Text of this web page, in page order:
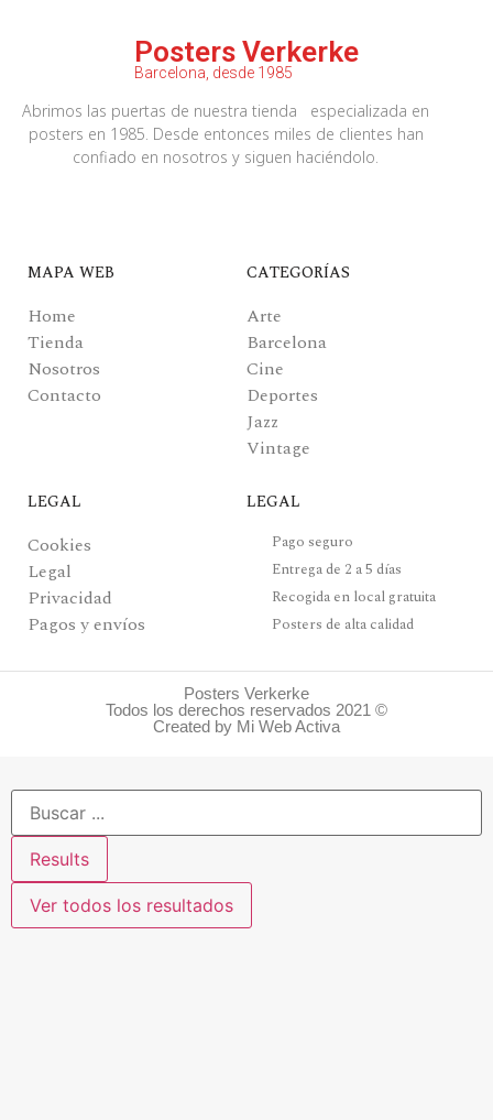
Posters Verkerke
Barcelona, desde 1985
Abrimos las puertas de nuestra tienda especializada en
posters en 1985. Desde entonces miles de clientes han
confiado en nosotros y siguen haciéndolo.
MAPA WEB
Home
Tienda
Nosotros
Contacto
CATEGORÍAS
Arte
Barcelona
Cine
Deportes
Jazz
Vintage
LEGAL
Cookies
Legal
Privacidad
Pagos y envíos
LEGAL
Pago seguro
Entrega de 2 a 5 días
Recogida en local gratuita
Posters de alta calidad
Posters Verkerke
Todos los derechos reservados 2021 ©
Created by Mi Web Activa
Results
Ver todos los resultados